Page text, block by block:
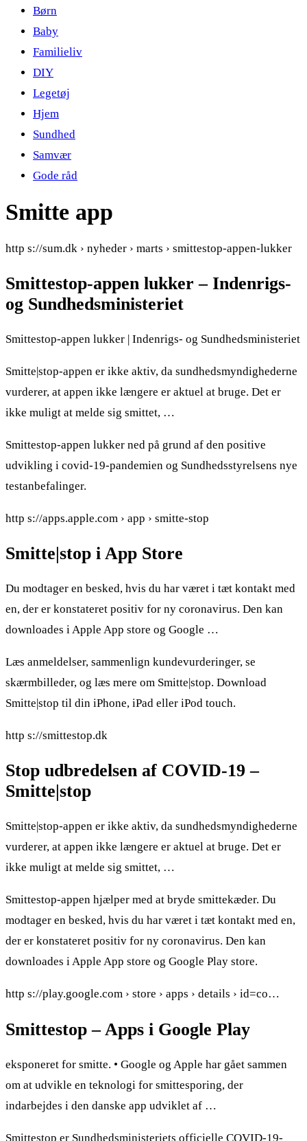
Børn
Baby
Familieliv
DIY
Legetøj
Hjem
Sundhed
Samvær
Gode råd
Smitte app
http s://sum.dk › nyheder › marts › smittestop-appen-lukker
Smittestop-appen lukker – Indenrigs-
og Sundhedsministeriet
Smittestop-appen lukker | Indenrigs- og Sundhedsministeriet
Smitte|stop-appen er ikke aktiv, da sundhedsmyndighederne
vurderer, at appen ikke længere er aktuel at bruge. Det er
ikke muligt at melde sig smittet, …
Smittestop-appen lukker ned på grund af den positive
udvikling i covid-19-pandemien og Sundhedsstyrelsens nye
testanbefalinger.
http s://apps.apple.com › app › smitte-stop
Smitte|stop i App Store
Du modtager en besked, hvis du har været i tæt kontakt med
en, der er konstateret positiv for ny coronavirus. Den kan
downloades i Apple App store og Google …
Læs anmeldelser, sammenlign kundevurderinger, se
skærmbilleder, og læs mere om Smitte|stop. Download
Smitte|stop til din iPhone, iPad eller iPod touch.
http s://smittestop.dk
Stop udbredelsen af COVID-19 –
Smitte|stop
Smitte|stop-appen er ikke aktiv, da sundhedsmyndighederne
vurderer, at appen ikke længere er aktuel at bruge. Det er
ikke muligt at melde sig smittet, …
Smittestop-appen hjælper med at bryde smittekæder. Du
modtager en besked, hvis du har været i tæt kontakt med en,
der er konstateret positiv for ny coronavirus. Den kan
downloades i Apple App store og Google Play store.
http s://play.google.com › store › apps › details › id=co…
Smittestop – Apps i Google Play
eksponeret for smitte. • Google og Apple har gået sammen
om at udvikle en teknologi for smittesporing, der
indarbejdes i den danske app udviklet af …
Smittestop er Sundhedsministeriets officielle COVID-19-